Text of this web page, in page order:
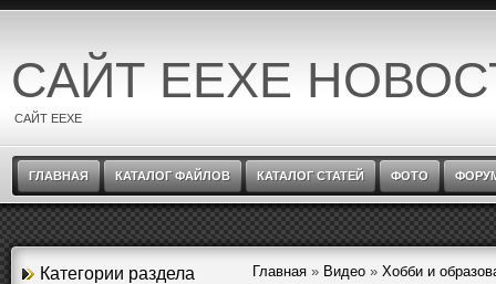
САЙТ EEXE
САЙТ EEXE
ГЛАВНАЯ КАТАЛОГ ФАЙЛОВ КАТАЛОГ СТАТЕЙ ФОТО
Категории раздела Главная » Видео » Хобби и